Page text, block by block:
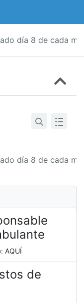
día 8 de cada
día 8 de cada
AQUÍ
de